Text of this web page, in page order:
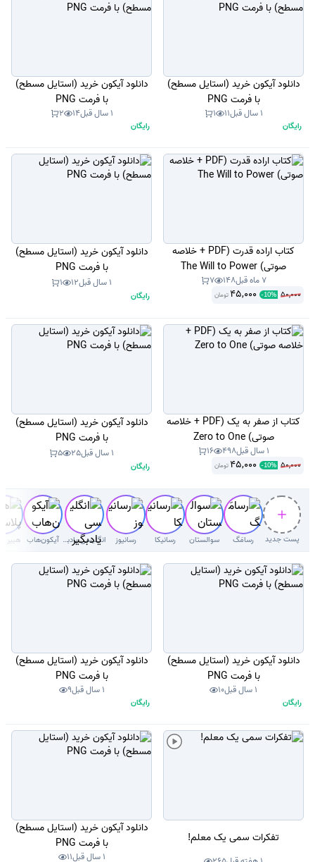
دانلود آیکون خرید (استایل مسطح)
با فرمت PNG
1 سال قبل 11
1
رایگان
دانلود آیکون خرید (استایل مسطح)
با فرمت PNG
1 سال قبل 14
2
رایگان
کتاب اراده قدرت (PDF + خلاصه
صوتی) The Will to Power
7 ماه قبل 148
7
50,000
-10%
45,000 تومان
دانلود آیکون خرید (استایل مسطح)
با فرمت PNG
1 سال قبل 12
1
رایگان
کتاب از صفر به یک (PDF + خلاصه
صوتی) Zero to One
1 سال قبل 498
16
50,000
-10%
45,000 تومان
دانلود آیکون خرید (استایل مسطح)
با فرمت PNG
1 سال قبل 25
5
رایگان
پست جدید رسامَگ سوالستان رسانیکا رسانیوز انگلیسی یادبگیر آیکون‌هاب هییر
دانلود آیکون خرید (استایل مسطح)
با فرمت PNG
1 سال قبل 10
رایگان
دانلود آیکون خرید (استایل مسطح)
با فرمت PNG
1 سال قبل 9
رایگان
تفکرات سمی یک معلم!
دانلود آیکون خرید (استایل مسطح)
با فرمت PNG
1 سال قبل 11